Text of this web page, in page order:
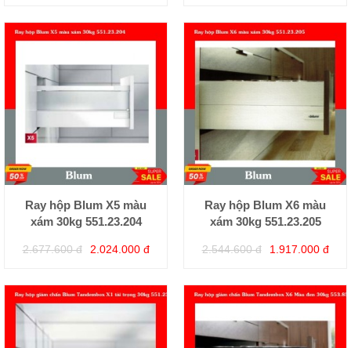
Ray hộp Blum X5 màu
xám 30kg 551.23.204
2.677.600 đ 2.024.000 đ
Ray hộp Blum X6 màu
xám 30kg 551.23.205
2.544.600 đ 1.917.000 đ